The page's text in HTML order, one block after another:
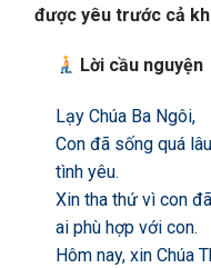
được yêu trước cả
Lời cầu nguyện
Lạy Chúa Ba Ngôi,
Con đã sống quá
tình yêu.
Xin tha thứ vì con
ai phù hợp với con.
Hôm nay, xin Chúa